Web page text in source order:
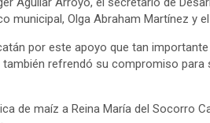
municipal, Olga Abraham Martínez y
por este apoyo que tan
refrendó su compromiso para
de maíz a Reina María del Socorro